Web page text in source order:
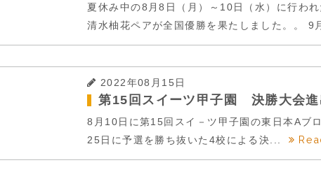
夏休み中の8月8日（月）～10日（水）に行わ
清水柚花ペアが全国優勝を果たしました。。 9
2022年08月15日
第15回スイーツ甲子園 決勝大会進
8月10日に第15回スイ－ツ甲子園の東日本A
25日に予選を勝ち抜いた4校による決...